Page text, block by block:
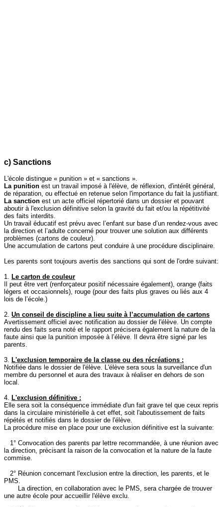
c) Sanctions
L'école distingue « punition » et « sanctions ».
La punition est un travail imposé à l'élève, de réflexion, d'intérêt général,
de réparation, ou effectué en retenue selon l'importance du fait la justifiant.
La sanction est un acte officiel répertorié dans un dossier et pouvant
aboutir à l'exclusion définitive selon la gravité du fait et/ou la répétitivité
des faits interdits.
Un travail éducatif est prévu avec l’enfant sur base d’un rendez-vous avec
la direction et l’adulte concerné pour trouver une solution aux différents
problèmes (cartons de couleur).
Une accumulation de cartons peut conduire à une procédure disciplinaire.
Les parents sont toujours avertis des sanctions qui sont de l'ordre suivant:
1. Le carton de couleur
Il peut être vert (renforçateur positif nécessaire également), orange (faits
légers et occasionnels), rouge (pour des faits plus graves ou liés aux 4
lois de l’école.)
2. Un conseil de discipline a lieu suite à l’accumulation de cartons
Avertissement officiel avec notification au dossier de l'élève. Un compte
rendu des faits sera noté et le rapport précisera également la nature de la
faute ainsi que la punition imposée à l’élève. Il devra être signé par les
parents.
3. L'exclusion temporaire de la classe ou des récréations :
Notifiée dans le dossier de l'élève. L'élève sera sous la surveillance d'un
membre du personnel et aura des travaux à réaliser en dehors de son
local.
4. L'exclusion définitive :
Elle sera soit la conséquence immédiate d'un fait grave tel que ceux repris
dans la circulaire ministérielle à cet effet, soit l'aboutissement de faits
répétés et notifiés dans le dossier de l'élève.
La procédure mise en place pour une exclusion définitive est la suivante:
1° Convocation des parents par lettre recommandée, à une réunion avec
la direction, précisant la raison de la convocation et la nature de la faute
commise.
2° Réunion concernant l'exclusion entre la direction, les parents, et le
PMS.
La direction, en collaboration avec le PMS, sera chargée de trouver
une autre école pour accueillir l'élève exclu.